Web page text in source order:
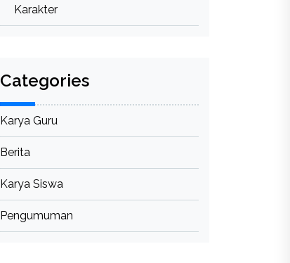
Karakter
Categories
Karya Guru
Berita
Karya Siswa
Pengumuman